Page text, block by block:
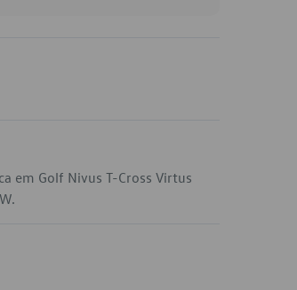
em Golf Nivus T-Cross Virtus